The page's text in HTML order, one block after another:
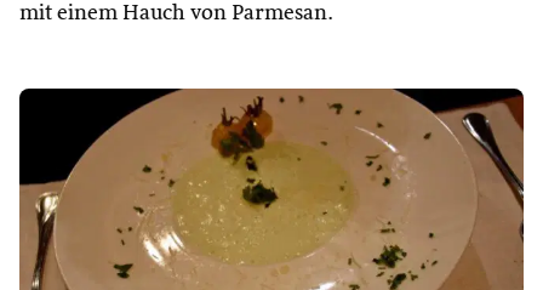
mit einem Hauch von Parmesan.